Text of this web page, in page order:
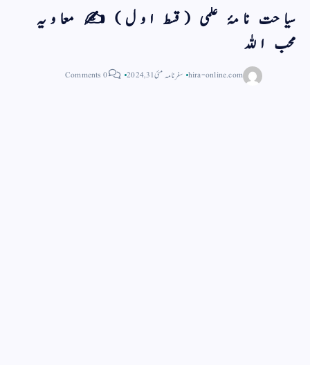
سیاحت نامۂ علمی (قسط اول) ✍️ معاویہ
محب اللہ
hira-online.com سفر نامہمئی 31, 2024 0 Comments